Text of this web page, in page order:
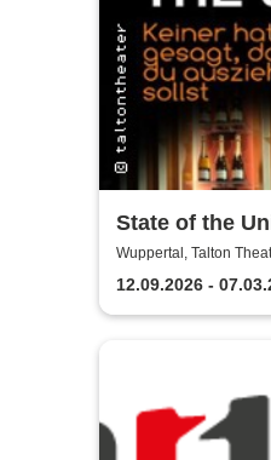
State of the
von Nick
Wuppertal, Talton
12.09.2026 -